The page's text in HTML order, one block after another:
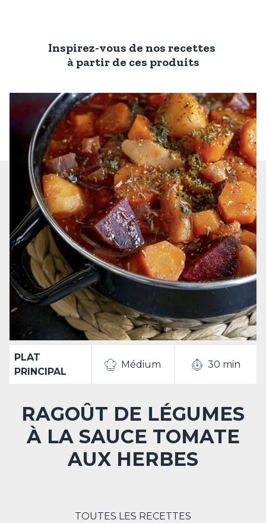
Inspirez-vous de nos recettes
à partir de ces produits
PLAT
PRINCIPAL
Médium 30 min
RAGOÛT DE LÉGUMES
À LA SAUCE TOMATE
AUX HERBES
TOUTES LES RECETTES